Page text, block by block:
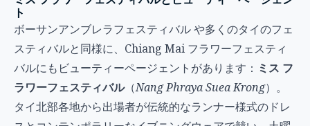
ト
ボーサンアンブレラフェスティバルや多くのタイのフェ
スティバルと同様に、Chiang Mai フラワーフェスティ
バルにもビューティーページェントがあります： ミス フ
ラワーフェスティバル（Nang Phraya Suea Krong）。
タイ北部各地から出場者が伝統的なランナー様式のドレ